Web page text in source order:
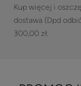
Kup więcej i
dostawa (Dpd
300,00 zł.